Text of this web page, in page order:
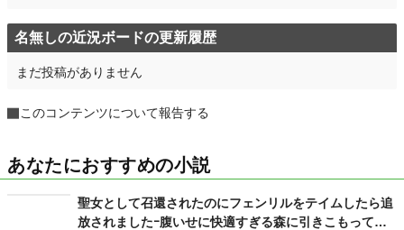
名無しの近況ボードの更新履歴
まだ投稿がありません
このコンテンツについて報告する
あなたにおすすめの小説
聖女として召還されたのにフェンリルをテイムしたら追
放されましたｰ腹いせに快適すぎる森に引きこもって我